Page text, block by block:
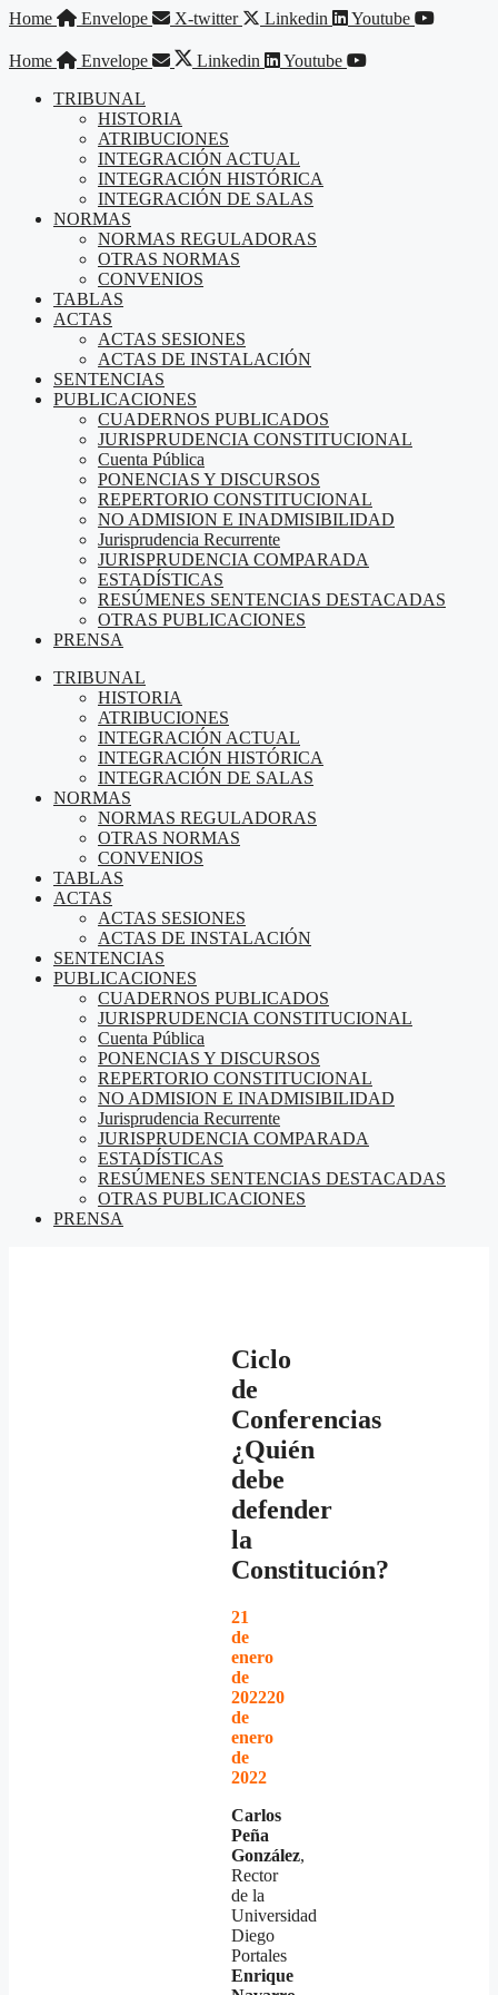
Saltar
contenido
Home Envelope X-twitter Linkedin Youtube
Home Envelope Linkedin
Youtube
TRIBUNAL
HISTORIA
ATRIBUCIONES
INTEGRACIÓN ACTUAL
INTEGRACIÓN HISTÓRICA
INTEGRACIÓN DE SALAS
NORMAS
NORMAS REGULADORAS
OTRAS NORMAS
CONVENIOS
TABLAS
ACTAS
ACTAS SESIONES
ACTAS DE INSTALACIÓN
SENTENCIAS
PUBLICACIONES
CUADERNOS PUBLICADOS
JURISPRUDENCIA CONSTITUCIONAL
Cuenta Pública
PONENCIAS Y DISCURSOS
REPERTORIO CONSTITUCIONAL
NO ADMISION E INADMISIBILIDAD
Jurisprudencia Recurrente
JURISPRUDENCIA COMPARADA
ESTADÍSTICAS
RESÚMENES SENTENCIAS DESTACADAS
OTRAS PUBLICACIONES
PRENSA
TRIBUNAL
HISTORIA
ATRIBUCIONES
INTEGRACIÓN ACTUAL
INTEGRACIÓN HISTÓRICA
INTEGRACIÓN DE SALAS
NORMAS
NORMAS REGULADORAS
OTRAS NORMAS
CONVENIOS
TABLAS
ACTAS
ACTAS SESIONES
ACTAS DE INSTALACIÓN
SENTENCIAS
PUBLICACIONES
CUADERNOS PUBLICADOS
JURISPRUDENCIA CONSTITUCIONAL
Cuenta Pública
PONENCIAS Y DISCURSOS
REPERTORIO CONSTITUCIONAL
NO ADMISION E INADMISIBILIDAD
Jurisprudencia Recurrente
JURISPRUDENCIA COMPARADA
ESTADÍSTICAS
RESÚMENES SENTENCIAS DESTACADAS
OTRAS PUBLICACIONES
PRENSA
Ciclo
de
Conferencias
¿Quién
debe
defender
la
Constitución?
21
de
enero
de
202220
de
enero
de
2022
Carlos
Peña
González,
Rector
de la
Universidad
Diego
Portales
Enrique